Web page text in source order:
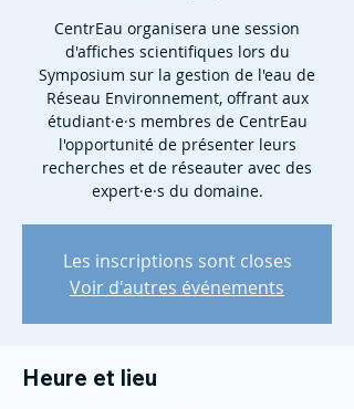
CentrEau organisera une session
d'affiches scientifiques lors du
Symposium sur la gestion de l'eau de
Réseau Environnement, offrant aux
étudiant·e·s membres de CentrEau
l'opportunité de présenter leurs
recherches et de réseauter avec des
expert·e·s du domaine.
Les inscriptions sont closes
Voir d'autres événements
Heure et lieu